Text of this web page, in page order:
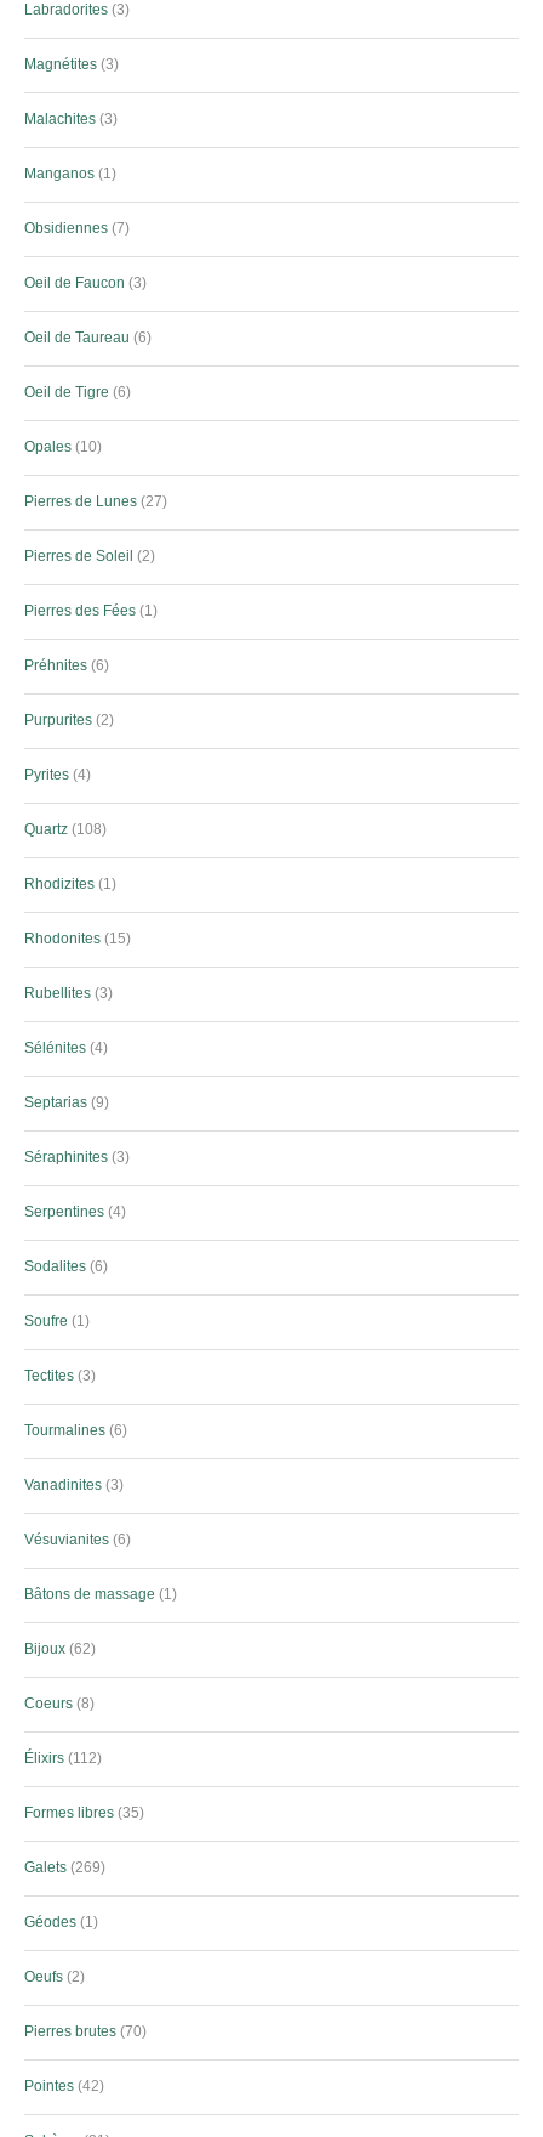
Labradorites 3
Magnétites 3
Malachites 3
Manganos 1
Obsidiennes 7
Oeil de Faucon 3
Oeil de Taureau 6
Oeil de Tigre 6
Opales 10
Pierres de Lunes 27
Pierres de Soleil 2
Pierres des Fées 1
Préhnites 6
Purpurites 2
Pyrites 4
Quartz 108
Rhodizites 1
Rhodonites 15
Rubellites 3
Sélénites 4
Septarias 9
Séraphinites 3
Serpentines 4
Sodalites 6
Soufre 1
Tectites 3
Tourmalines 6
Vanadinites 3
Vésuvianites 6
Bâtons de massage 1
Bijoux 62
Coeurs 8
Élixirs 112
Formes libres 35
Galets 269
Géodes 1
Oeufs 2
Pierres brutes 70
Pointes 42